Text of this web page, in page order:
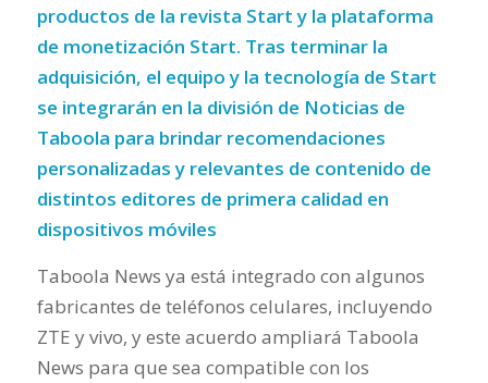
productos de la revista Start y la plataforma
de monetización Start. Tras terminar la
adquisición, el equipo y la tecnología de Start
se integrarán en la división de Noticias de
Taboola para brindar recomendaciones
personalizadas y relevantes de contenido de
distintos editores de primera calidad en
dispositivos móviles
Taboola News ya está integrado con algunos
fabricantes de teléfonos celulares, incluyendo
ZTE y vivo, y este acuerdo ampliará Taboola
News para que sea compatible con los